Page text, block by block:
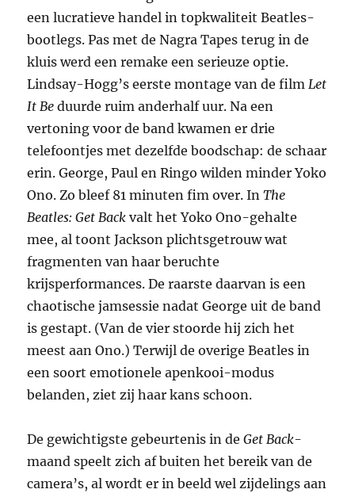
een lucratieve handel in topkwaliteit Beatles-
bootlegs. Pas met de Nagra Tapes terug in de
kluis werd een remake een serieuze optie.
Lindsay-Hogg’s eerste montage van de film Let
It Be duurde ruim anderhalf uur. Na een
vertoning voor de band kwamen er drie
telefoontjes met dezelfde boodschap: de schaar
erin. George, Paul en Ringo wilden minder Yoko
Ono. Zo bleef 81 minuten fim over. InThe
Beatles: Get Back valt het Yoko Ono-gehalte
mee, al toont Jackson plichtsgetrouw wat
fragmenten van haar beruchte
krijsperformances. De raarste daarvan is een
chaotische jamsessie nadat George uit de band
is gestapt. (Van de vier stoorde hij zich het
meest aan Ono.) Terwijl de overige Beatles in
een soort emotionele apenkooi-modus
belanden, ziet zij haar kans schoon.
De gewichtigste gebeurtenis in deGet Back-
maand speelt zich af buiten het bereik van de
camera’s, al wordt er in beeld wel zijdelings aan